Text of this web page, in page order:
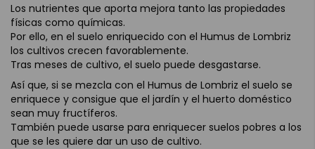
Los nutrientes que aporta mejora tanto las propiedades
físicas como químicas.
Por ello, en el suelo enriquecido con el Humus de Lombriz
los cultivos crecen favorablemente.
Tras meses de cultivo, el suelo puede desgastarse.
Así que, si se mezcla con el Humus de Lombriz el suelo se
enriquece y consigue que el jardín y el huerto doméstico
sean muy fructíferos.
También puede usarse para enriquecer suelos pobres a los
que se les quiere dar un uso de cultivo.